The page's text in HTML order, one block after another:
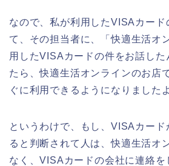
なので、私が利用したVISAカード
て、その担当者に、「快適生活オ
用したVISAカードの件をお話した
たら、快適生活オンラインのお店
ぐに利用できるようになりましたよ
というわけで、もし、VISAカード
ると判断されて人は、快適生活オ
なく、VISAカードの会社に連絡を